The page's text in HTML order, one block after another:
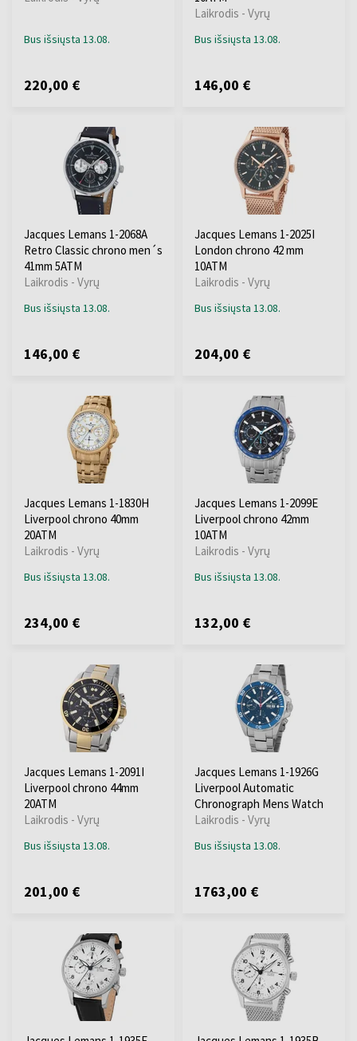
Bus išsiųsta 13.08.
220,00 €
Laikrodis - Vyrų
Bus išsiųsta 13.08.
146,00 €
Jacques Lemans 1-2068A
Retro Classic chrono men´s
41mm 5ATM
Laikrodis - Vyrų
Bus išsiųsta 13.08.
146,00 €
Jacques Lemans 1-2025I
London chrono 42 mm
10ATM
Laikrodis - Vyrų
Bus išsiųsta 13.08.
204,00 €
Jacques Lemans 1-1830H
Liverpool chrono 40mm
20ATM
Laikrodis - Vyrų
Bus išsiųsta 13.08.
234,00 €
Jacques Lemans 1-2099E
Liverpool chrono 42mm
10ATM
Laikrodis - Vyrų
Bus išsiųsta 13.08.
132,00 €
Jacques Lemans 1-2091I
Liverpool chrono 44mm
20ATM
Laikrodis - Vyrų
Bus išsiųsta 13.08.
201,00 €
Jacques Lemans 1-1926G
Liverpool Automatic
Chronograph Mens Watch
Laikrodis - Vyrų
Bus išsiųsta 13.08.
1763,00 €